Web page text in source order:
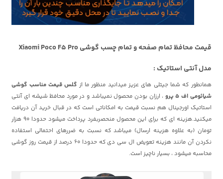
قیمت محافظ تمام صفحه و تمام چسب گوشی Xiaomi Poco F5 Pro
مدل آنتی استاتیک :
همانطور که شما جیتلی های عزیز میدانید منظور ما از گلس قیمت مناسب گوشی
شیائومی اف 5 پرو
، ارزان بودن محصول نمیباشد و در مورد محافظ شیشه ای آنتی
استاتیک اورجینال هم نسبت قیمت به امکاناتی است که در قبال خرید آن دریافت
میکنید.هزینه ای که برای این محصول منحصربفرد پرداخت میشود حدودا 90 هزار
تومان (به علاوه هزینه ارسال) میباشد که نسبت به ضررهای احتمالی استفاده
نکردن آن مانند هزینه تعویض ال سی دی که حدودا 60 درصد از قیمت روز گوشی
محاسبه میشود ، بسیار ناچیز است.